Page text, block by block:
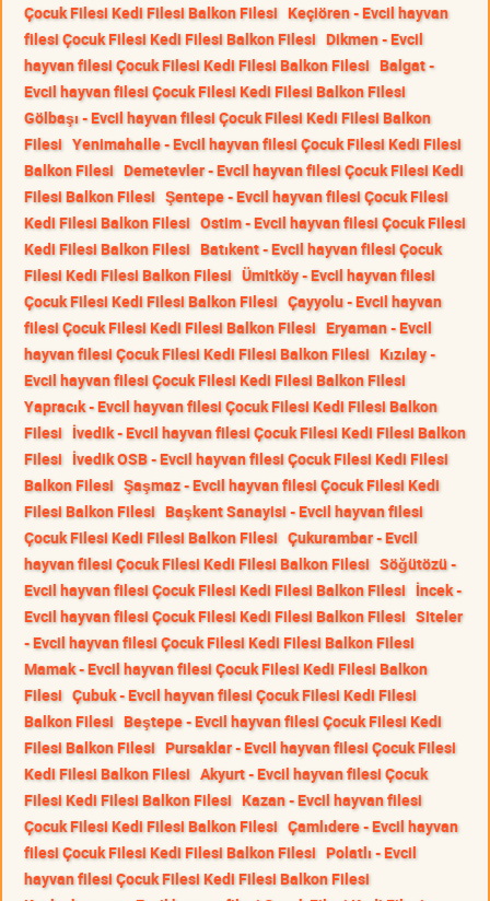
Çocuk Filesi Kedi Filesi Balkon Filesi Keçiören - Evcil hayvan
filesi Çocuk Filesi Kedi Filesi Balkon Filesi Dikmen - Evcil
hayvan filesi Çocuk Filesi Kedi Filesi Balkon Filesi Balgat -
Evcil hayvan filesi Çocuk Filesi Kedi Filesi Balkon Filesi
Gölbaşı - Evcil hayvan filesi Çocuk Filesi Kedi Filesi Balkon
Filesi Yenimahalle - Evcil hayvan filesi Çocuk Filesi Kedi Filesi
Balkon Filesi Demetevler - Evcil hayvan filesi Çocuk Filesi Kedi
Filesi Balkon Filesi Şentepe - Evcil hayvan filesi Çocuk Filesi
Kedi Filesi Balkon Filesi Ostim - Evcil hayvan filesi Çocuk Filesi
Kedi Filesi Balkon Filesi Batıkent - Evcil hayvan filesi Çocuk
Filesi Kedi Filesi Balkon Filesi Ümitköy - Evcil hayvan filesi
Çocuk Filesi Kedi Filesi Balkon Filesi Çayyolu - Evcil hayvan
filesi Çocuk Filesi Kedi Filesi Balkon Filesi Eryaman - Evcil
hayvan filesi Çocuk Filesi Kedi Filesi Balkon Filesi Kızılay -
Evcil hayvan filesi Çocuk Filesi Kedi Filesi Balkon Filesi
Yapracık - Evcil hayvan filesi Çocuk Filesi Kedi Filesi Balkon
Filesi İvedik - Evcil hayvan filesi Çocuk Filesi Kedi Filesi Balkon
Filesi İvedik OSB - Evcil hayvan filesi Çocuk Filesi Kedi Filesi
Balkon Filesi Şaşmaz - Evcil hayvan filesi Çocuk Filesi Kedi
Filesi Balkon Filesi Başkent Sanayisi - Evcil hayvan filesi
Çocuk Filesi Kedi Filesi Balkon Filesi Çukurambar - Evcil
hayvan filesi Çocuk Filesi Kedi Filesi Balkon Filesi Söğütözü -
Evcil hayvan filesi Çocuk Filesi Kedi Filesi Balkon Filesi İncek -
Evcil hayvan filesi Çocuk Filesi Kedi Filesi Balkon Filesi Siteler
- Evcil hayvan filesi Çocuk Filesi Kedi Filesi Balkon Filesi
Mamak - Evcil hayvan filesi Çocuk Filesi Kedi Filesi Balkon
Filesi Çubuk - Evcil hayvan filesi Çocuk Filesi Kedi Filesi
Balkon Filesi Beştepe - Evcil hayvan filesi Çocuk Filesi Kedi
Filesi Balkon Filesi Pursaklar - Evcil hayvan filesi Çocuk Filesi
Kedi Filesi Balkon Filesi Akyurt - Evcil hayvan filesi Çocuk
Filesi Kedi Filesi Balkon Filesi Kazan - Evcil hayvan filesi
Çocuk Filesi Kedi Filesi Balkon Filesi Çamlıdere - Evcil hayvan
filesi Çocuk Filesi Kedi Filesi Balkon Filesi Polatlı - Evcil
hayvan filesi Çocuk Filesi Kedi Filesi Balkon Filesi